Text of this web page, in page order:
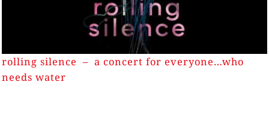
rolling silence – a concert for everyone…who
needs water